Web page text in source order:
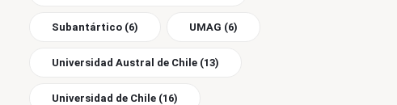
Subantártico (6) UMAG (6)
Universidad Austral de Chile (13)
Universidad de Chile (16)